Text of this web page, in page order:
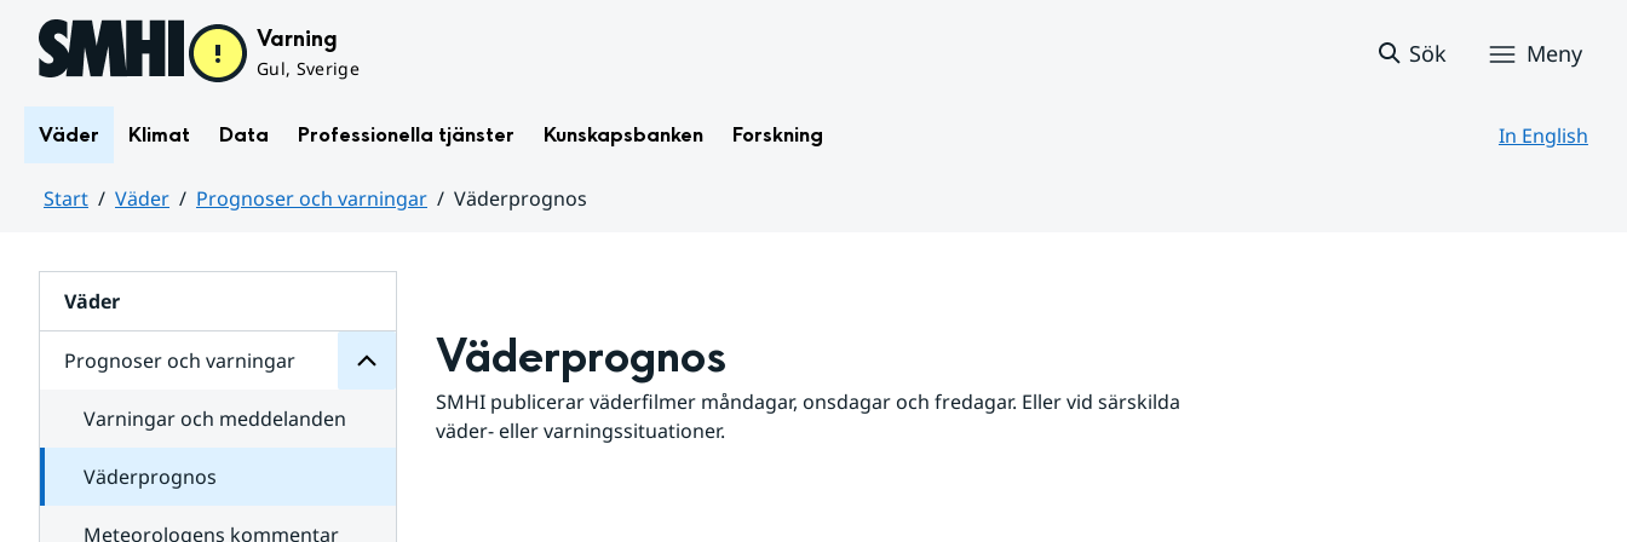
Hoppa till sidans innehåll Varning
Gul, Sverige
Sök Meny
Väder Klimat Data Professionella tjänster Kunskapsbanken Forskning In English
Start Väder Prognoser och varningar
Väderprognos
Väder
Prognoser och varningar
för
varningar
Varningar och meddelanden
Väderprognos
Meteorologens kommentar
Väderprognos
SMHI publicerar väderfilmer måndagar, onsdagar och fredagar. Eller vid särskilda
väder- eller varningssituationer.